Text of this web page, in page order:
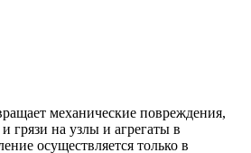
механические повреждения,
грязи на узлы и агрегаты в
осуществляется только в